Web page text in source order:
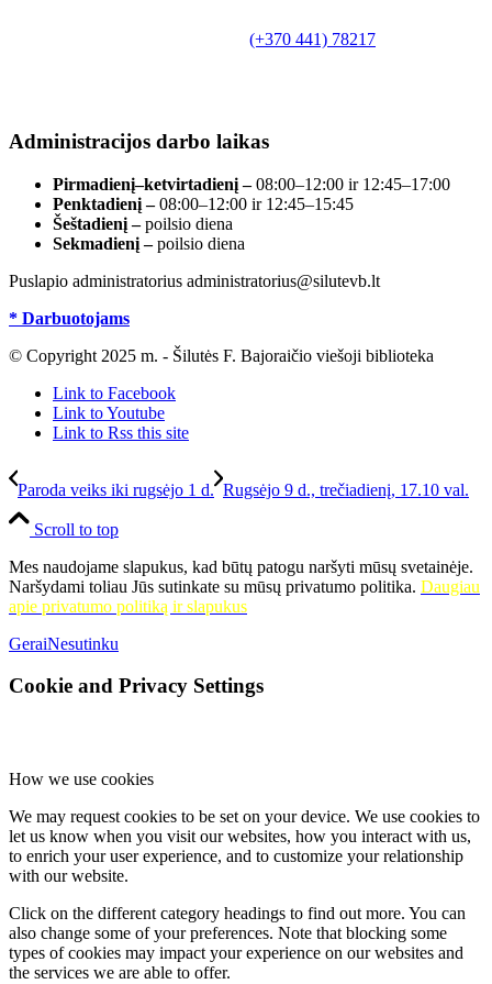
(+370 441) 78217
Administracijos darbo laikas
Pirmadienį–ketvirtadienį –08:00–12:00 ir 12:45–17:00
Penktadienį –08:00–12:00 ir 12:45–15:45
Šeštadienį –poilsio diena
Sekmadienį –poilsio diena
Puslapio administratorius administratorius@silutevb.lt
* Darbuotojams
© Copyright 2025 m. - Šilutės F. Bajoraičio viešoji biblioteka
Link to Facebook
Link to Youtube
Link to Rss this site
Paroda veiks iki rugsėjo 1 d. Rugsėjo 9 d., trečiadienį, 17.10 val.
Scroll to top
Mes naudojame slapukus, kad būtų patogu naršyti mūsų svetainėje.
Naršydami toliau Jūs sutinkate su mūsų privatumo politika. Daugiau
apie privatumo politiką ir slapukus
GeraiNesutinku
Cookie and Privacy Settings
How we use cookies
We may request cookies to be set on your device. We use cookies to
let us know when you visit our websites, how you interact with us,
to enrich your user experience, and to customize your relationship
with our website.
Click on the different category headings to find out more. You can
also change some of your preferences. Note that blocking some
types of cookies may impact your experience on our websites and
the services we are able to offer.